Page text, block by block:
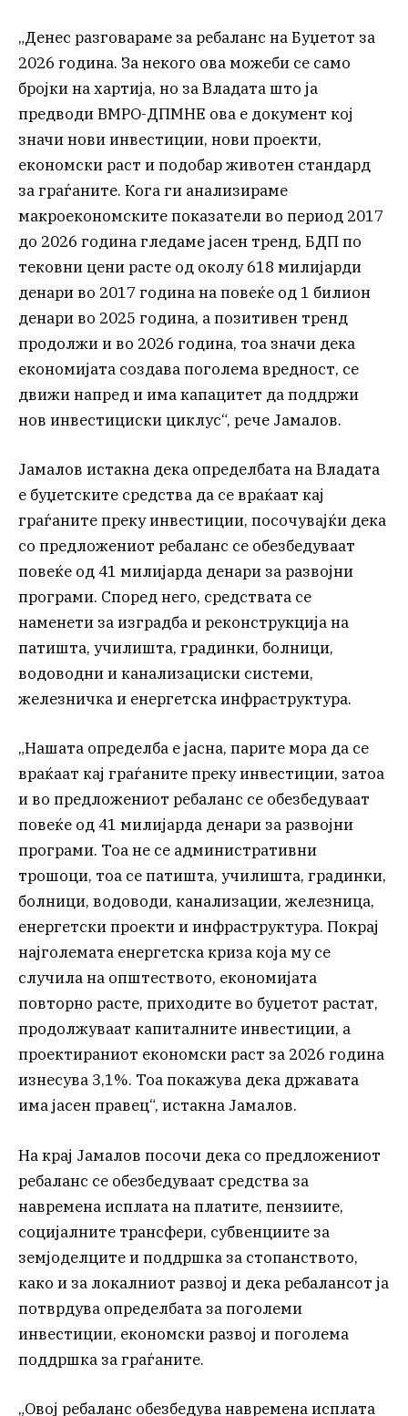
„Денес разговараме за ребаланс на Буџетот за
2026 година. За некого ова можеби се само
бројки на хартија, но за Владата што ја
предводи ВМРО-ДПМНЕ ова е документ кој
значи нови инвестиции, нови проекти,
економски раст и подобар животен стандард
за граѓаните. Кога ги анализираме
макроекономските показатели во период 2017
до 2026 година гледаме јасен тренд, БДП по
тековни цени расте од околу 618 милијарди
денари во 2017 година на повеќе од 1 билион
денари во 2025 година, а позитивен тренд
продолжи и во 2026 година, тоа значи дека
економијата создава поголема вредност, се
движи напред и има капацитет да поддржи
нов инвестициски циклус“, рече Јамалов.
Јамалов истакна дека определбата на Владата
е буџетските средства да се враќаат кај
граѓаните преку инвестиции, посочувајќи дека
со предложениот ребаланс се обезбедуваат
повеќе од 41 милијарда денари за развојни
програми. Според него, средствата се
наменети за изградба и реконструкција на
патишта, училишта, градинки, болници,
водоводни и канализациски системи,
железничка и енергетска инфраструктура.
„Нашата определба е јасна, парите мора да се
враќаат кај граѓаните преку инвестиции, затоа
и во предложениот ребаланс се обезбедуваат
повеќе од 41 милијарда денари за развојни
програми. Тоа не се административни
трошоци, тоа се патишта, училишта, градинки,
болници, водоводи, канализации, железница,
енергетски проекти и инфраструктура. Покрај
најголемата енергетска криза која му се
случила на општеството, економијата
повторно расте, приходите во буџетот растат,
продолжуваат капиталните инвестиции, а
проектираниот економски раст за 2026 година
изнесува 3,1%. Тоа покажува дека државата
има јасен правец“, истакна Јамалов.
На крај Јамалов посочи дека со предложениот
ребаланс се обезбедуваат средства за
навремена исплата на платите, пензиите,
социјалните трансфери, субвенциите за
земјоделците и поддршка за стопанството,
како и за локалниот развој и дека ребалансот ја
потврдува определбата за поголеми
инвестиции, економски развој и поголема
поддршка за граѓаните.
„Овој ребаланс обезбедува навремена исплата